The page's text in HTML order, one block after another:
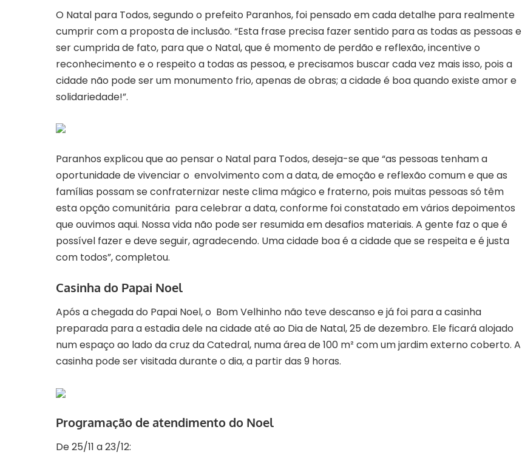
O Natal para Todos, segundo o prefeito Paranhos, foi pensado em cada detalhe para realmente
cumprir com a proposta de inclusão. “Esta frase precisa fazer sentido para as todas as pessoas e
ser cumprida de fato, para que o Natal, que é momento de perdão e reflexão, incentive o
reconhecimento e o respeito a todas as pessoa, e precisamos buscar cada vez mais isso, pois a
cidade não pode ser um monumento frio, apenas de obras; a cidade é boa quando existe amor e
solidariedade!”.
Paranhos explicou que ao pensar o Natal para Todos, deseja-se que “as pessoas tenham a
oportunidade de vivenciar o envolvimento com a data, de emoção e reflexão comum e que as
famílias possam se confraternizar neste clima mágico e fraterno, pois muitas pessoas só têm
esta opção comunitária para celebrar a data, conforme foi constatado em vários depoimentos
que ouvimos aqui. Nossa vida não pode ser resumida em desafios materiais. A gente faz o que é
possível fazer e deve seguir, agradecendo. Uma cidade boa é a cidade que se respeita e é justa
com todos”, completou.
Casinha do Papai Noel
Após a chegada do Papai Noel, o Bom Velhinho não teve descanso e já foi para a casinha
preparada para a estadia dele na cidade até ao Dia de Natal, 25 de dezembro. Ele ficará alojado
num espaço ao lado da cruz da Catedral, numa área de 100 m² com um jardim externo coberto. A
casinha pode ser visitada durante o dia, a partir das 9 horas.
Programação de atendimento do Noel
De 25/11 a 23/12: